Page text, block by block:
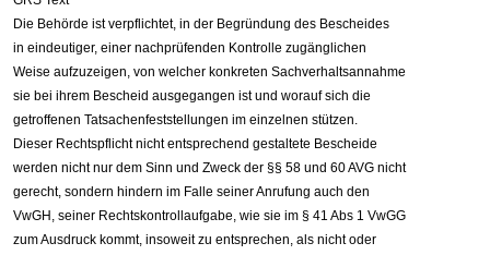
Die Behörde ist verpflichtet, in der Begründung des Bescheides
in eindeutiger, einer nachprüfenden Kontrolle zugänglichen
Weise aufzuzeigen, von welcher konkreten Sachverhaltsannahme
sie bei ihrem Bescheid ausgegangen ist und worauf sich die
getroffenen Tatsachenfeststellungen im einzelnen stützen.
Dieser Rechtspflicht nicht entsprechend gestaltete Bescheide
werden nicht nur dem Sinn und Zweck der §§ 58 und 60 AVG nicht
gerecht, sondern hindern im Falle seiner Anrufung auch den
VwGH, seiner Rechtskontrollaufgabe, wie sie im § 41 Abs 1 VwGG
zum Ausdruck kommt, insoweit zu entsprechen, als nicht oder